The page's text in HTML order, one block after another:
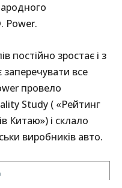
Power.
постійно зростає і з
все
провело
Study ( «Рейтинг
Китаю») і склало
виробників авто.